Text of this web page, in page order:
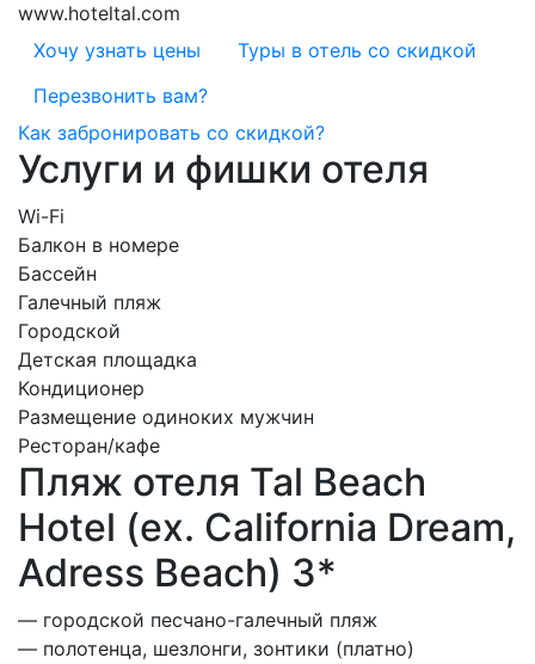
www.hoteltal.com
Хочу узнать цены
Туры в отель со скидкой
Перезвонить вам?
Как забронировать со скидкой?
Услуги и фишки отеля
Wi-Fi
Балкон в номере
Бассейн
Галечный пляж
Городской
Детская площадка
Кондиционер
Размещение одиноких мужчин
Ресторан/кафе
Пляж отеля Tal Beach
Hotel (ex. California Dream,
Adress Beach) 3*
— городской песчано-галечный пляж
— полотенца, шезлонги, зонтики (платно)